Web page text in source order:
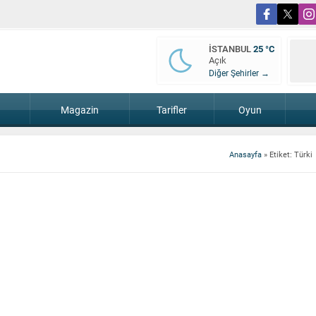
İSTANBUL25 °C
Açık
Diğer Şehirler →
Magazin Tarifler Oyun
Anasayfa » Etiket: Türki